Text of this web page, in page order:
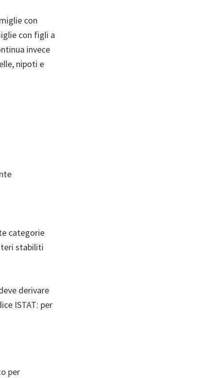
con
con figli a
invece
nipoti e
categorie
stabiliti
derivare
ISTAT: per
per